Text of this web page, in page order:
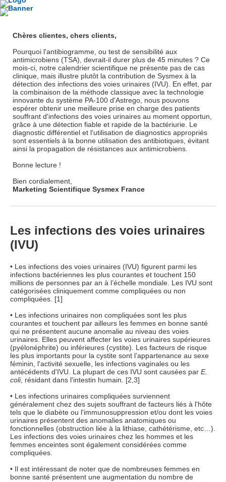
Chères clientes, chers clients,
Pourquoi l'antibiogramme, ou test de sensibilité aux
antimicrobiens (TSA), devrait-il durer plus de 45 minutes ? Ce
mois-ci, notre calendrier scientifique ne présente pas de cas
clinique, mais illustre plutôt la contribution de Sysmex à la
détection des infections des voies urinaires (IVU). En effet, par
la combinaison de la méthode classique avec la technologie
innovante du système PA-100 d'Astrego, nous pouvons
espérer obtenir une meilleure prise en charge des patients
souffrant d'infections des voies urinaires au moment opportun,
grâce à une détection fiable et rapide de la bactériurie. Le
diagnostic différentiel et l'utilisation de diagnostics appropriés
sont essentiels à la bonne utilisation des antibiotiques, évitant
ainsi la propagation de résistances aux antimicrobiens.
Bonne lecture !
Bien cordialement,
Marketing Scientifique Sysmex France
Les infections des voies urinaires
(IVU)
• Les infections des voies urinaires (IVU) figurent parmi les
infections bactériennes les plus courantes et touchent 150
millions de personnes par an à l’échelle mondiale. Les IVU sont
catégorisées cliniquement comme compliquées ou non
compliquées. [1]
• Les infections urinaires non compliquées sont les plus
courantes et touchent par ailleurs les femmes en bonne santé
qui ne présentent aucune anomalie au niveau des voies
urinaires. Elles peuvent affecter les voies urinaires supérieures
(pyélonéphrite) ou inférieures (cystite). Les facteurs de risque
les plus importants pour la cystite sont l’appartenance au sexe
féminin, l'activité sexuelle, les infections vaginales ou les
antécédents d'IVU. La plupart de ces IVU sont causées par E.
coli, résidant dans l'intestin humain. [2,3]
• Les infections urinaires compliquées surviennent
généralement chez des sujets souffrant de facteurs liés à l'hôte
tels que le diabète ou l'immunosuppression et/ou dont les voies
urinaires présentent des anomalies anatomiques ou
fonctionnelles (obstruction liée à la lithiase, cathétérisme, etc…).
Les infections des voies urinaires chez les hommes et les
femmes enceintes sont également considérées comme
compliquées.
• Il est intéressant de noter que de nombreuses femmes en
bonne santé présentent une augmentation du nombre de